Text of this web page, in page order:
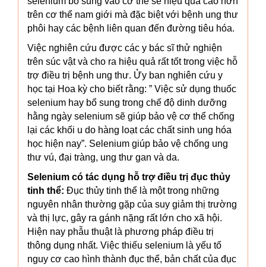
trên cơ thể nam giới mà đặc biệt với bệnh ung thư
phôi hay các bệnh liên quan đến đường tiêu hóa.
Việc nghiên cứu được các y bác sĩ thử nghiện
trên súc vật và cho ra hiệu quả rất tốt trong việc hỗ
trợ điều trị bệnh ung thư. Ửy ban nghiên cứu y
học tại Hoa kỳ cho biết rằng: ” Việc sử dụng thuốc
selenium hay bổ sung trong chế độ dinh dưỡng
hằng ngày selenium sẽ giúp bảo vệ cơ thể chống
lại các khối u do hàng loạt các chất sinh ung hóa
học hiện nay”. Selenium giúp bảo vệ chống ung
thư vú, đại tràng, ung thư gan và da.
Selenium có tác dụng hỗ trợ điều trị đục thủy
tinh thể: Đục thủy tinh thể là một trong những
nguyên nhân thường gặp của suy giảm thị trường
và thị lực, gây ra gánh nặng rất lớn cho xã hội.
Hiện nay phẫu thuật là phương pháp điều trị
thông dụng nhất. Việc thiếu selenium là yếu tố
nguy cơ cao hình thành đục thể, bản chất của đục